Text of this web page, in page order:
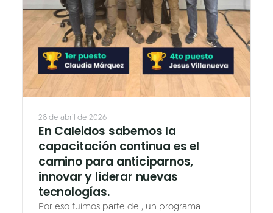
28 de abril de 2026
En Caleidos sabemos la
capacitación continua es el
camino para anticiparnos,
innovar y liderar nuevas
tecnologías.
Por eso fuimos parte de , un programa